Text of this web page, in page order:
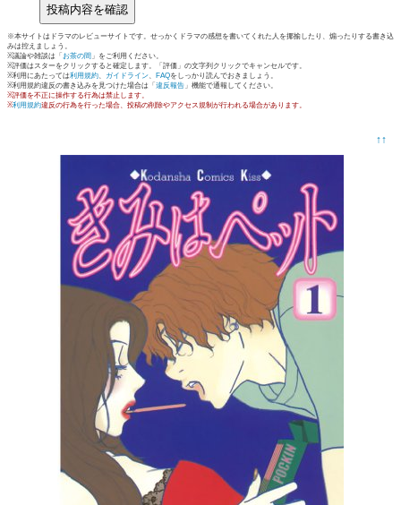
※本サイトはドラマのレビューサイトです。せっかくドラマの感想を書いてくれた人を揶揄したり、煽ったりする書き込
みは控えましょう。
※議論や雑談は「 お茶の間 」をご利用ください。
※評価はスターをクリックすると確定します。「評価」の文字列クリックでキャンセルです。
※利用にあたっては利用規約、 ガイドライン、 FAQをしっかり読んでおきましょう。
※利用規約違反の書き込みを見つけた場合は「 違反報告 」機能で通報してください。
※評価を不正に操作する行為は禁止します。
※利用規約違反の行為を行った場合、投稿の削除やアクセス規制が行われる場合があります。
↑↑